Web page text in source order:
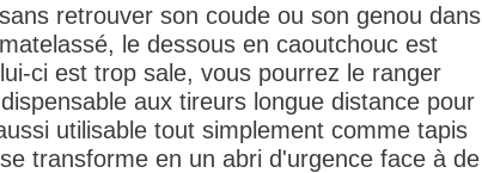
retrouver son coude ou son genou dans
le dessous en caoutchouc est
ci est trop sale, vous pourrez le ranger
aux tireurs longue distance pour
utilisable tout simplement comme tapis
transforme en un abri d'urgence face à de